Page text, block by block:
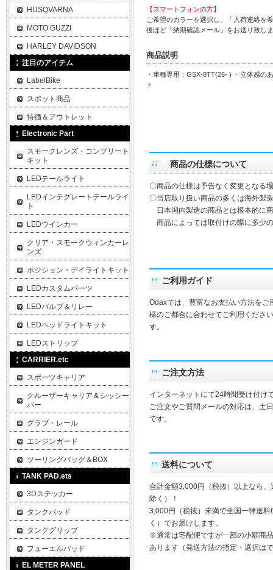
【スマートフォンの方】
ご希望のカラーを選択し、「入荷連絡を
後ほど「納期確認メール」をお送り致し
商品説明
・車種専用：GSX-8TT(26- ) ・立体感の
ト
商品の仕様について
〇商品の仕様は予告なく変更となる
〇当店取り扱い商品の多くは海外製
日本国内製造の商品とは根本的に
商品によっては取付けの際に多少
ご利用ガイド
Odaxでは、豊富なお支払い方法を
様のご都合に合わせてご利用くださ
す。
ご注文方法
インターネットにて24時間受け付け
ご注文やご質問メールの対応は、土
です。
送料について
合計金額3,000円（税抜）以上なら
除く）！
3,000円（税抜）未満で全国一律送
く）でお届けします。
※通常は宅配便ですが一部の小額商
あります（発送方法の指定・選択は
HUSQVARNA
MOTO GUZZI
HARLEY DAVIDSON
注目のアイテム
LabelBike
スポット商品
特価＆アウトレット
Electronic Part
スモークレンズ・コンプリート
キット
LEDテールライト
LEDインテグレートテールライ
ト
LEDウインカー
クリア・スモークウィンカーレ
ンズ
ポジション・デイライトキット
LEDカスタムパーツ
LEDバルブ＆リレー
LEDヘッドライトキット
LEDストリップ
CARRIER.etc
スポーツキャリア
クルーザーキャリア＆シッシー
バー
グラブ・レール
エンジンガード
ツーリングバッグ＆BOX
TANK PAD.ets
3Dステッカー
タンクパッド
タンクグリップ
フューエルパッド
EL METER PANEL